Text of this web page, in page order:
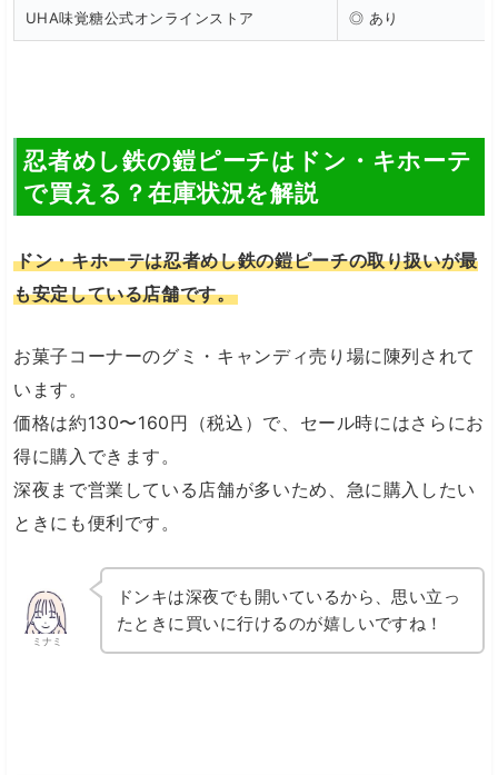
UHA味覚糖公式オンラインストア ◎ あり
忍者めし鉄の鎧ピーチはドン・キホーテ
で買える？在庫状況を解説
ドン・キホーテは忍者めし鉄の鎧ピーチの取り扱いが最
も安定している店舗です。
お菓子コーナーのグミ・キャンディ売り場に陳列されて
います。
価格は約130〜160円（税込）で、セール時にはさらにお
得に購入できます。
深夜まで営業している店舗が多いため、急に購入したい
ときにも便利です。
ミナミ
ドンキは深夜でも開いているから、思い立っ
たときに買いに行けるのが嬉しいですね！